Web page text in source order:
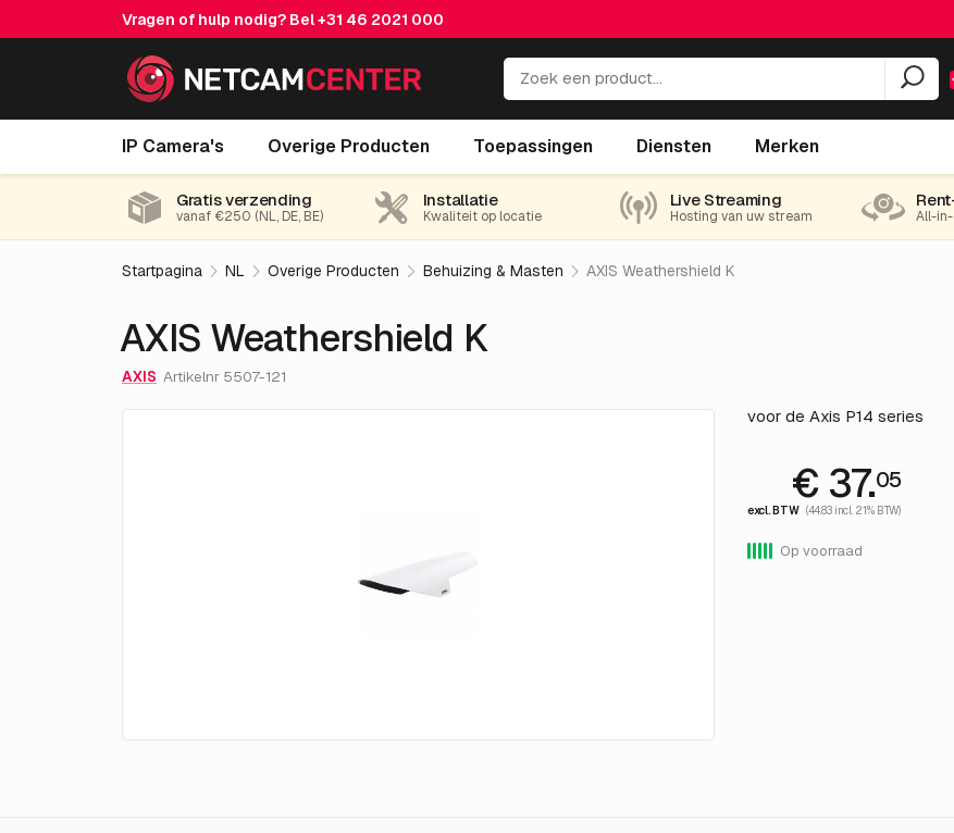
Vragen of hulp nodig? Bel+31 46 2021 000
IP Camera's Overige Producten Toepassingen Diensten Merken
AXIS Weathershield K
Gratis verzending
vanaf €250 (NL, DE, BE)
Installatie
Kwaliteit op locatie
Live Streaming
Hosting van uw stream All-
Startpagina NL Overige Producten Behuizing & Masten AXIS Weathershield K
AXIS Weathershield K
AXIS Artikelnr 5507-121
voor de Axis P14 series
€ 37.05
excl. BTW (44.83 incl. 21% BTW)
Op voorraad